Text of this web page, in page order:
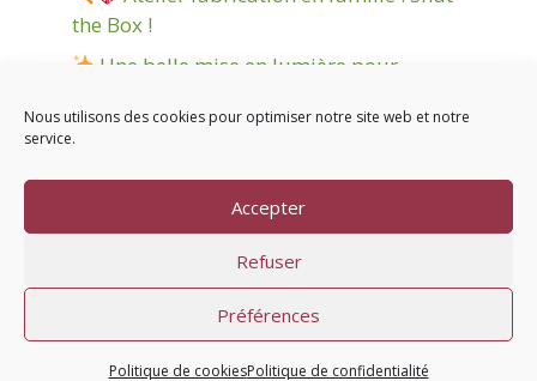
Nous utilisons des cookies pour optimiser notre site web et notre
service.
Accepter
Refuser
Préférences
Politique de cookiesPolitique de confidentialité
the Box !
Une belle mise en lumière pour
Marché de Noël
Nuit d’hiver et d’étoiles
Nouvel Inscape Game
© 2026 |Mentions légales|Politique de confidentialité
Cookies | Conditions générales|Contact